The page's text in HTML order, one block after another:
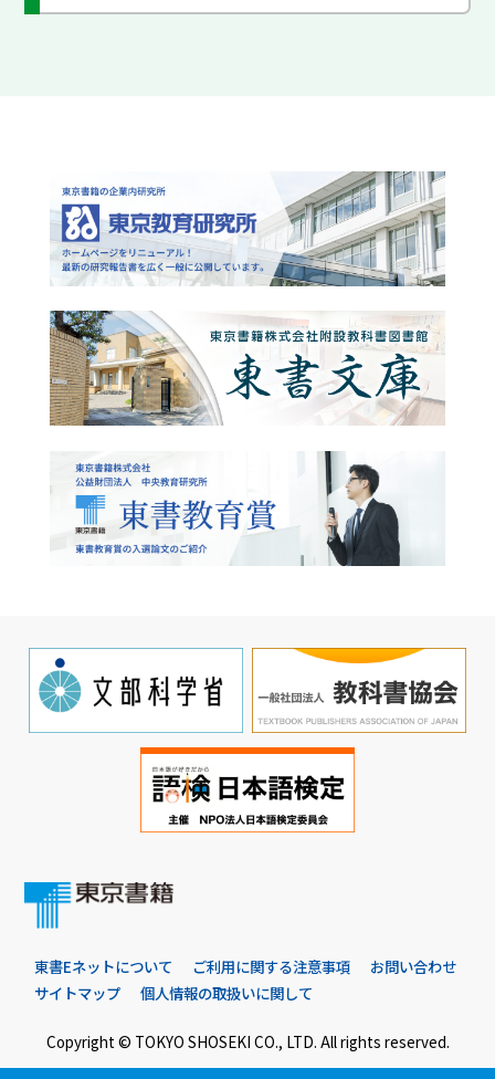
東書Eネットについて ご利用に関する注意事項
お問い合わせ
サイトマップ
個人情報の取扱いに関して
Copyright © TOKYO SHOSEKI CO., LTD. All rights reserved.